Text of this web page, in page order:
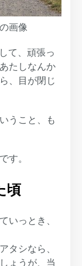
画像
て、頑張っ
たしなんか
、目が閉じ
うこと、も
す。
頃
いっとき、
タシなら、
ょうが、当